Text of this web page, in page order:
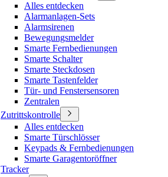
Alles entdecken
Alarmanlagen-Sets
Alarmsirenen
Bewegungsmelder
Smarte Fernbedienungen
Smarte Schalter
Smarte Steckdosen
Smarte Tastenfelder
Tür- und Fenstersensoren
Zentralen
Zutrittskontrolle
Alles entdecken
Smarte Türschlösser
Keypads & Fernbedienungen
Smarte Garagentoröffner
Tracker